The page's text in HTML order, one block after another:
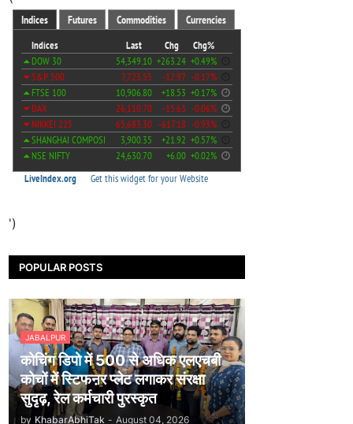
')
POPULAR POSTS
JABALPUR
कोचिंग डिपो में 500 से अधिक एलएचबी
कोचों में स्टिफऩर प्लेट लगाकर संरक्षा
सुदृढ़, रेल कर्मचारी पुरस्कृत
by KhabarAbhiTak - August 04, 2026